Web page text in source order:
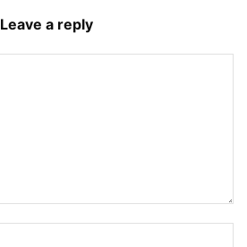
Leave a reply